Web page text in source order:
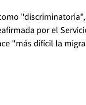
por el
"más difícil la